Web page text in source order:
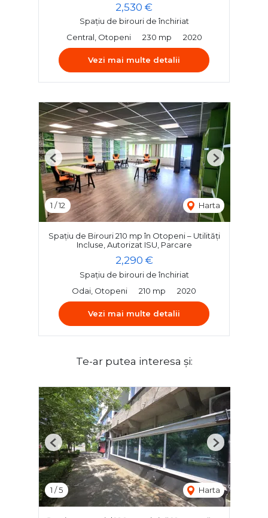
2,530 €
Spațiu de birouri de închiriat
Central, Otopeni
230 mp 2020
Vezi mai multe detalii
1 /12 Harta
Previous Next
Spațiu de Birouri 210 mp în Otopeni – Utilități
Incluse, Autorizat ISU, Parcare
2,290 €
Spațiu de birouri de închiriat
Odai, Otopeni
210 mp 2020
Vezi mai multe detalii
Te-ar putea interesa și:
1 /5 Harta
Previous Next